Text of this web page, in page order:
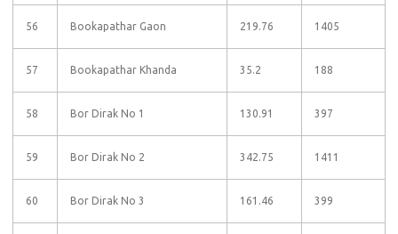
56 Bookapathar Gaon 219.76 1405
57 Bookapathar Khanda 35.2 188
58 Bor Dirak No 1 130.91 397
59 Bor Dirak No 2 342.75 1411
60 Bor Dirak No 3 161.46 399